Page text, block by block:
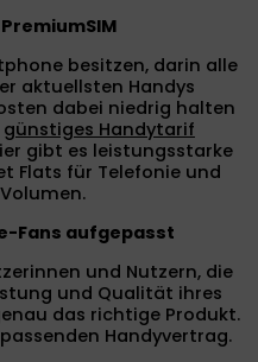
besitzen, darin alle
aktuellsten Handys
dabei niedrig halten
günstiges Handytarif
gibt es leistungsstarke
Flats für Telefonie und
Fans aufgepasst
und Nutzern, die
und Qualität ihres
das richtige Produkt.
Handyvertrag.